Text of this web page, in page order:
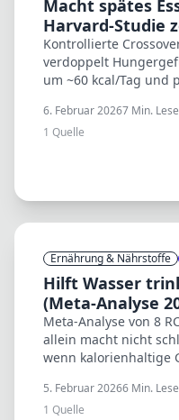
Macht spätes
Harvard-Studie
Kontrollierte
verdoppelt
um ~60 kcal/Tag und
6. Februar 20267 Min.
1 Quelle
Ernährung & Nährstoffe
Hilft Wasser
(Meta-Analyse
Meta-Analyse von 8
allein macht nicht
wenn kalorienhaltige
5. Februar 20266 Min.
1 Quelle